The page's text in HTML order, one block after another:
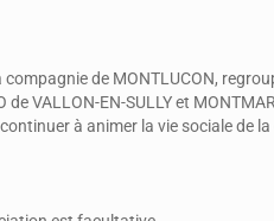
compagnie de MONTLUCON,
de VALLON-EN-SULLY et
à animer la vie sociale de